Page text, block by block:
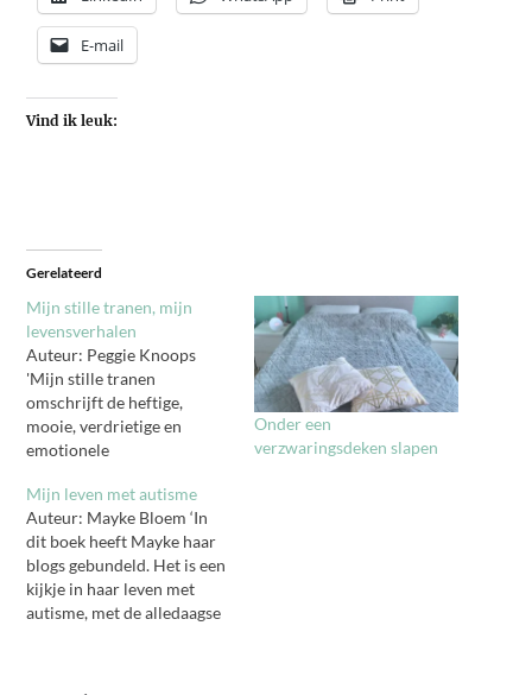
E-mail
Vind ik leuk:
Gerelateerd
Mijn stille tranen, mijn
levensverhalen
Auteur: Peggie Knoops
'Mijn stille tranen
omschrijft de heftige,
mooie, verdrietige en
emotionele
schrijfster Peggie Knoops.
Nog steeds zoekende naar
haar eigen levensdoelen en
kwaliteiten, vertelt ze op
een zeer pakkende manier
haar verhalen. Alsmede
Onder een
verzwaringsdeken slapen
Mijn leven met autisme
Auteur: Mayke Bloem ‘In
dit boek heeft Mayke haar
blogs gebundeld. Het is een
kijkje in haar leven met
autisme, met de alledaagse